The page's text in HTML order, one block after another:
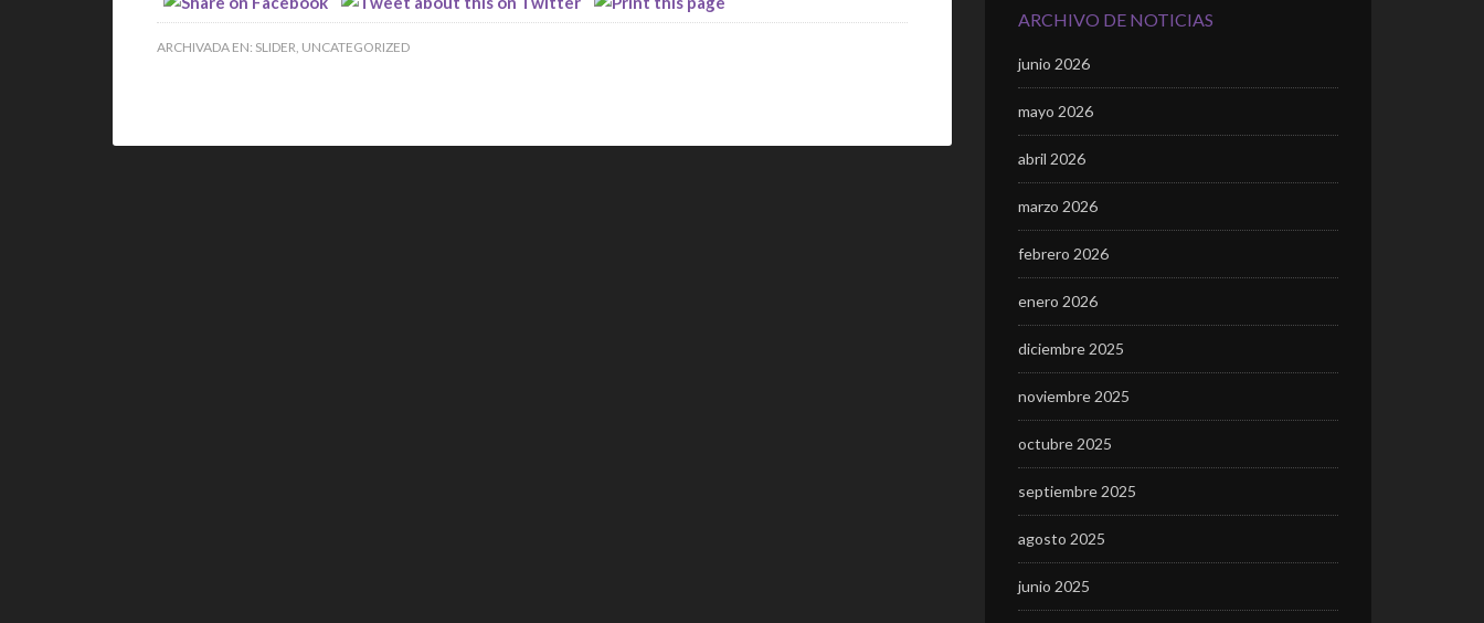
ARCHIVADA EN: SLIDER, UNCATEGORIZED
ARCHIVO DE NOTICIAS
junio 2026
mayo 2026
abril 2026
marzo 2026
febrero 2026
enero 2026
diciembre 2025
noviembre 2025
octubre 2025
septiembre 2025
agosto 2025
junio 2025